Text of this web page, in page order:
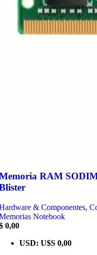
RAM
& Componentes,
Notebook
0,00
USD: U$S 0,00